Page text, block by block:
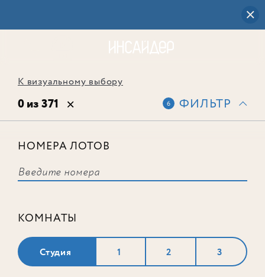
К визуальному выбору
0 из 371 6 ФИЛЬТР
НОМЕРА ЛОТОВ
КОМНАТЫ
Студия 1 2 3
соответствует ни одного лота